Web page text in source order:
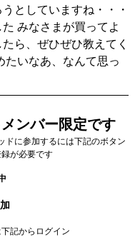
としていますね・・・
みなさまが買ってよ
ら、ぜひぜひ教えてく
いなあ、なんて思っ
ンバー限定です
ドに参加するには下記のボタン
が必要です
記からログイン